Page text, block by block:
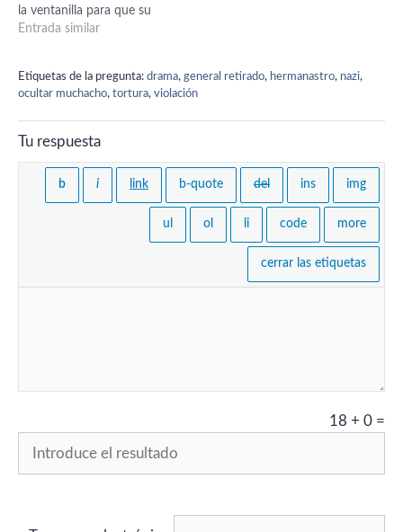
la ventanilla para que su
padre le de dinero, un
con que está contratando…
Entrada similar
Etiquetas de la pregunta: drama, general retirado, hermanastro, nazi,
ocultar muchacho, tortura, violación
Tu respuesta
18 + 0 =